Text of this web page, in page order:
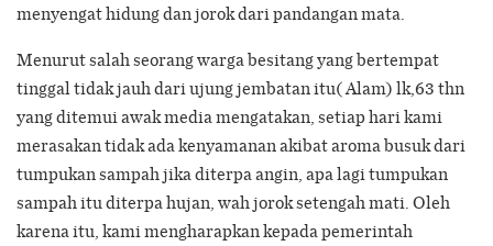
menyengat hidung dan jorok dari pandangan mata.
Menurut salah seorang warga besitang yang bertempat
tinggal tidak jauh dari ujung jembatan itu( Alam) lk,63 thn
yang ditemui awak media mengatakan, setiap hari kami
merasakan tidak ada kenyamanan akibat aroma busuk dari
tumpukan sampah jika diterpa angin, apa lagi tumpukan
sampah itu diterpa hujan, wah jorok setengah mati. Oleh
karena itu, kami mengharapkan kepada pemerintah